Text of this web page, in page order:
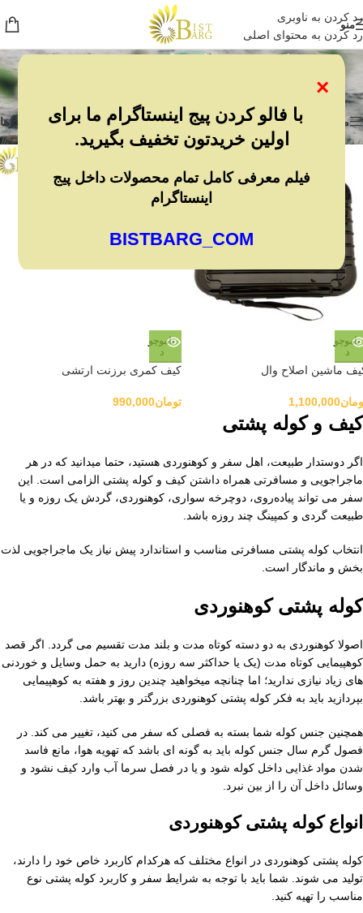
رد کردن به ناوبری
رد کردن به محتوای اصلی
منو
خانه شکار و طبیعت گردی
مشاهده فیلترها فیلترها
ناموجو
د
ماشین اصلاح وال
1,100,000
ناموجو
د
کیف کمری برزنت ارتشی
تومان990,000
کیف و کوله پشتی
اگر دوستدار طبیعت، اهل سفر و کوهنوردی هستید، حتما میدانید که در هر
ماجراجویی و مسافرتی همراه داشتن کیف و کوله پشتی الزامی است. این
سفر می تواند پیاده‌روی، دوچرخه‌ سواری، کوهنوردی، گردش یک ‌روزه و یا
طبیعت ‌گردی و کمپینگ چند روزه باشد.
انتخاب کوله پشتی مسافرتی مناسب و استاندارد پیش نیاز یک ماجراجویی لذت
بخش و ماندگار است.
کوله پشتی کوهنوردی
اصولا کوهنوردی به دو دسته کوتاه مدت و بلند مدت تقسیم می گردد. اگر قصد
کوهپیمایی کوتاه مدت (یک یا حداکثر سه روزه) دارید به حمل وسایل و خوردنی
های زیاد نیازی ندارید؛ اما چنانچه میخواهید چندین روز و هفته به کوهپیمایی
بپردازید باید به فکر کوله پشتی کوهنوردی بزرگتر و بهتر باشد.
همچنین جنس کوله شما بسته به فصلی که سفر می کنید، تغییر می کند. در
فصول گرم سال جنس کوله باید به گونه ای باشد که تهویه هوا، مانع فاسد
شدن مواد غذایی داخل کوله شود و یا در فصل سرما آب وارد کیف نشود و
وسائل داخل آن را از بین نبرد.
انواع کوله پشتی کوهنوردی
کوله‌ پشتی کوهنوردی در انواع مختلف که هرکدام کاربرد خاص خود را دارند،
تولید می شوند. شما باید با توجه به شرایط سفر و کاربرد کوله ‌پشتی نوع
مناسب را تهیه کنید.
×
با فالو کردن پیج اینستاگرام ما برای
اولین خریدتون تخفیف بگیرید.
فیلم معرفی کامل تمام محصولات داخل پیج
اینستاگرام
BISTBARG_COM